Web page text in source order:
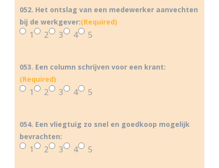
052. Het ontslag van een medewerker aanvechten
bij de werkgever:(Required)
1 2 3 4 5
053. Een column schrijven voor een krant:
(Required)
1 2 3 4 5
054. Een vliegtuig zo snel en goedkoop mogelijk
bevrachten:
1 2 3 4 5